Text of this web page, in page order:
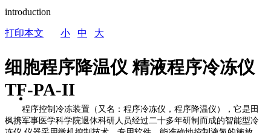
introduction
打印本文 小 中 大
细胞程序降温仪 精液程序冷冻仪
TF-PA-II
程序控制冷冻装置（又名：程序冷冻仪，程序降温仪），它是田
枫携军事医学科学院退休科研人员经过二十多年研制而成的智能型冷